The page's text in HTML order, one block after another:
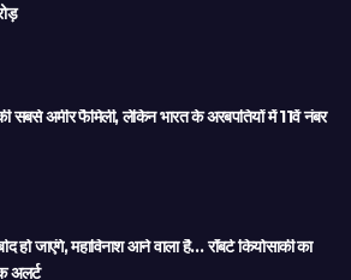
सबसे अमीर फैमिली, लेकिन भारत के अरबपतियों में 11वें नंबर
हो जाएंगे, महाविनाश आने वाला है… रॉबर्ट कियोसाकी का
अलर्ट